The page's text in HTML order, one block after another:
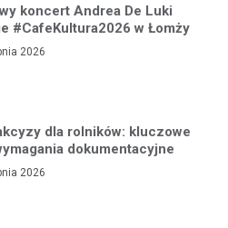
koncert Andrea De Luki
#CafeKultura2026 w Łomży
2026
dla rolników: kluczowe
dokumentacyjne
2026